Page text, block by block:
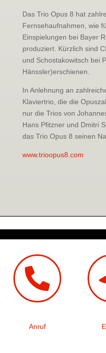
Das Trio Opus 8 hat
Fernsehaufnahmen, wie
Einspielungen bei Bayer
produziert. Kürzlich sind
und Schostakowitsch bei
Hänssler)erschienen.
In Anlehnung an
Klaviertrio, die die
nur die Trios von
Hans Pfitzner und Dmitri
das Trio Opus 8 seinen
www.trioopus8.com

Anruf